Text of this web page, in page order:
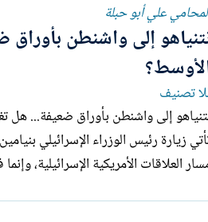
علي أبو حبلة
إلى واشنطن
تصنيف
زيارة رئيس الوزراء الإسرائيلي
العلاقات الأمريكية الإسرائيلية،